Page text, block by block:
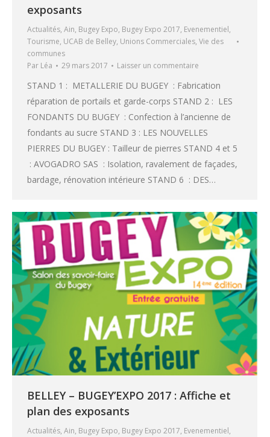
exposants
Actualités, Ain, Bugey Expo, Bugey Expo 2017, Evenementiel,
Tourisme, UCAB de Belley, Unions Commerciales, Vie des
communes
Par Léa 29 mars 2017 Laisser un commentaire
STAND 1 : METALLERIE DU BUGEY : Fabrication
réparation de portails et garde-corps STAND 2 : LES
FONDANTS DU BUGEY : Confection à l’ancienne de
fondants au sucre STAND 3 : LES NOUVELLES
PIERRES DU BUGEY : Tailleur de pierres STAND 4 et 5
: AVOGADRO SAS : Isolation, ravalement de façades,
bardage, rénovation intérieure STAND 6 : DES…
BELLEY – BUGEY’EXPO 2017 : Affiche et
plan des exposants
Actualités, Ain, Bugey Expo, Bugey Expo 2017, Evenementiel,